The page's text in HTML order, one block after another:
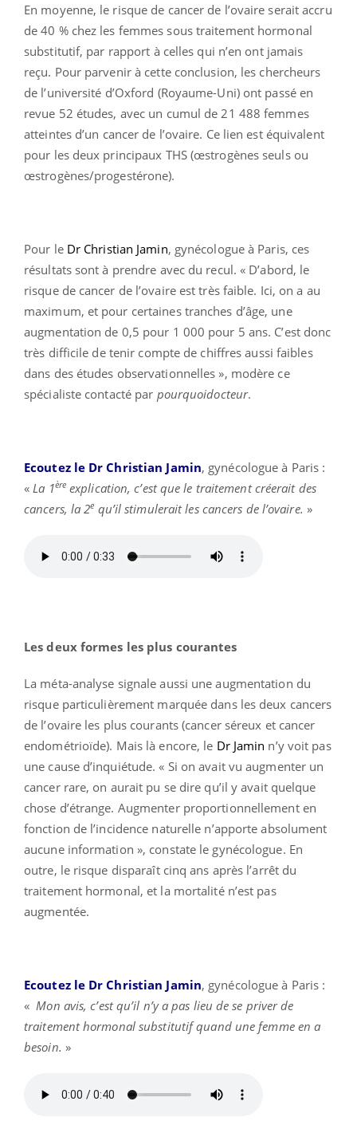
En moyenne, le risque de cancer de l’ovaire serait accru
de 40 % chez les femmes sous traitement hormonal
substitutif, par rapport à celles qui n’en ont jamais
reçu. Pour parvenir à cette conclusion, les chercheurs
de l’université d’Oxford (Royaume-Uni) ont passé en
revue 52 études, avec un cumul de 21 488 femmes
atteintes d’un cancer de l’ovaire. Ce lien est équivalent
pour les deux principaux THS (œstrogènes seuls ou
œstrogènes/progestérone).
Pour le Dr Christian Jamin, gynécologue à Paris, ces
résultats sont à prendre avec du recul. « D’abord, le
risque de cancer de l’ovaire est très faible. Ici, on a au
maximum, et pour certaines tranches d’âge, une
augmentation de 0,5 pour 1 000 pour 5 ans. C’est donc
très difficile de tenir compte de chiffres aussi faibles
dans des études observationnelles », modère ce
spécialiste contacté par pourquoidocteur.
Ecoutez le Dr Christian Jamin, gynécologue à Paris :
« La 1èreexplication, c’est que le traitement créerait des
cancers, la 2e qu’il stimulerait les cancers de l’ovaire. »
Les deux formes les plus courantes
La méta-analyse signale aussi une augmentation du
risque particulièrement marquée dans les deux cancers
de l’ovaire les plus courants (cancer séreux et cancer
endométrioïde). Mais là encore, le Dr Jamin n’y voit pas
une cause d’inquiétude. « Si on avait vu augmenter un
cancer rare, on aurait pu se dire qu’il y avait quelque
chose d’étrange. Augmenter proportionnellement en
fonction de l’incidence naturelle n’apporte absolument
aucune information », constate le gynécologue. En
outre, le risque disparaît cinq ans après l’arrêt du
traitement hormonal, et la mortalité n’est pas
augmentée.
Ecoutez le Dr Christian Jamin, gynécologue à Paris :
« Mon avis, c’est qu’il n’y a pas lieu de se priver de
traitement hormonal substitutif quand une femme en a
besoin. »